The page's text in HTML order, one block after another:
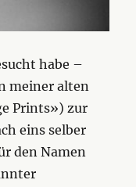
habe –
meiner alten
Prints») zur
eins selber
den Namen